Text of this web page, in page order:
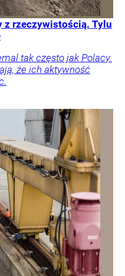
z rzeczywistością. Tylu
tak często jak Polacy.
że ich aktywność